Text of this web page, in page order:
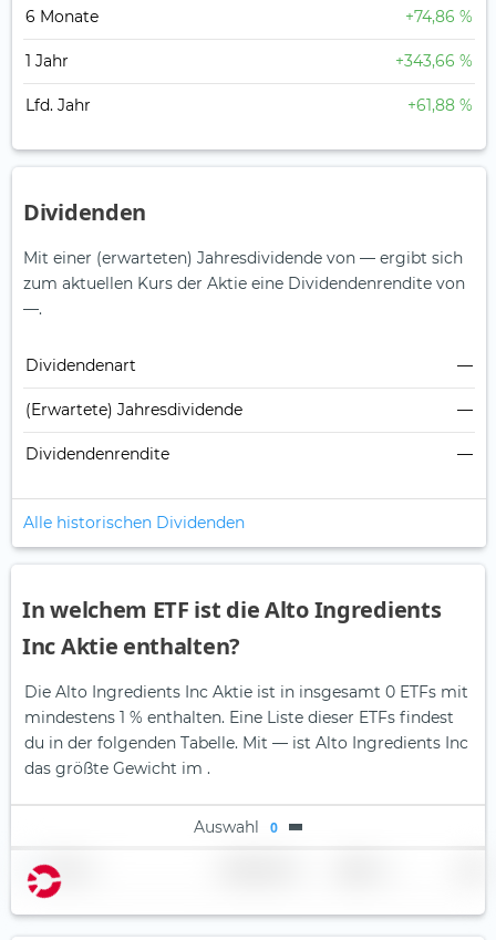
6 Monate +74,86 %
1 Jahr +343,66 %
Lfd. Jahr +61,88 %
Dividenden
Mit einer (erwarteten) Jahresdividende von — ergibt sich
zum aktuellen Kurs der Aktie eine Dividendenrendite von
—.
Dividendenart —
(Erwartete) Jahresdividende —
Dividendenrendite —
Alle historischen Dividenden
In welchem ETF ist die Alto Ingredients
Inc Aktie enthalten?
Die Alto Ingredients Inc Aktie ist in insgesamt 0 ETFs mit
mindestens 1 % enthalten. Eine Liste dieser ETFs findest
du in der folgenden Tabelle. Mit — ist Alto Ingredients Inc
das größte Gewicht im .
Auswahl 0
Name